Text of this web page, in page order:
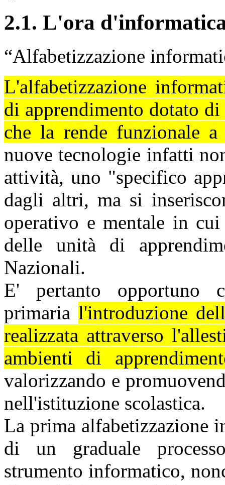
2.1. L'ora
“Alfabetizzazione
L'alfabetizzazione
di apprendimento dotato
che la rende funzionale
nuove tecnologie infatti
attività, uno "specifico
dagli altri, ma si
operativo e mentale in cui
delle unità di
Nazionali.
E' pertanto opportuno
primaria l'introduzione
realizzata attraverso
ambienti di
valorizzando e
nell'istituzione scolastica.
La prima alfabetizzazione
di un graduale
strumento informatico,